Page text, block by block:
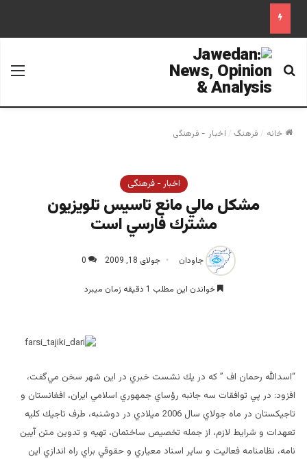
جستجو برای
خانه / فرهنگ / اخبار - فرهنگی
اخبار - فرهنگی
مشكل مالي مانع تاسيس تلويزيون
مشترك فارسي است
جاودان جولای 18, 2009 0
خواندن این مطلب 1 دقیقه زمان میبرد
“اسدالله رحمان اف ” كه در يك نشست خبري در اين شهر سخن مي‌گفت،
افزود: در پي توافقات سه جانبه رؤساي جمهوري اسلامي ايران، افغانستان و
تاجيكستان در ماه جولاي سال 2006 ميلادي در دوشنبه، طرف تاجيك كليه
تعهدات و شرايط لازم، از جمله تخصيص ساختمان، تهيه و تدوين متن آيين
نامه، نظامنامه فعاليت و ساير اسناد معياري و حقوقي براي راه اندازي اين